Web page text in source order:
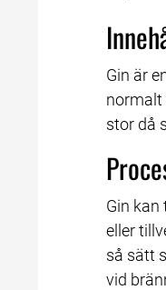
Gin är
normalt
stor då
Gin
eller
så sätt
vid